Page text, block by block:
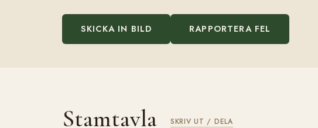
SKICKA IN BILD RAPPORTERA FEL
Stamtavla SKRIV UT / DELA